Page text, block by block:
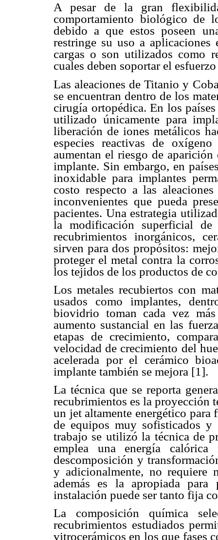
A pesar de la gran
comportamiento biológico de
debido a que estos poseen
restringe su uso a aplicaciones
cargas o son utilizados como
cuales deben soportar el
Las aleaciones de Titanio y
se encuentran dentro de los
cirugía ortopédica. En los
utilizado únicamente para
liberación de iones metálicos
especies reactivas de
aumentan el riesgo de
implante. Sin embargo, en
inoxidable para implantes
costo respecto a las
inconvenientes que pueda
pacientes. Una estrategia
la modificación superficial
recubrimientos inorgánicos,
sirven para dos propósitos:
proteger el metal contra la
los tejidos de los productos de
Los metales recubiertos con
usados como implantes,
biovidrio toman cada vez
aumento sustancial en las
etapas de crecimiento,
velocidad de crecimiento del
acelerada por el cerámico
implante también se mejora [1].
La técnica que se reporta
recubrimientos es la proyección
un jet altamente energético
de equipos muy sofisticados y
trabajo se utilizó la técnica de
emplea una energía
descomposición y
y adicionalmente, no requiere
además es la apropiada
instalación puede ser tanto fija
La composición química
recubrimientos estudiados
vitrocerámicos en los que fases